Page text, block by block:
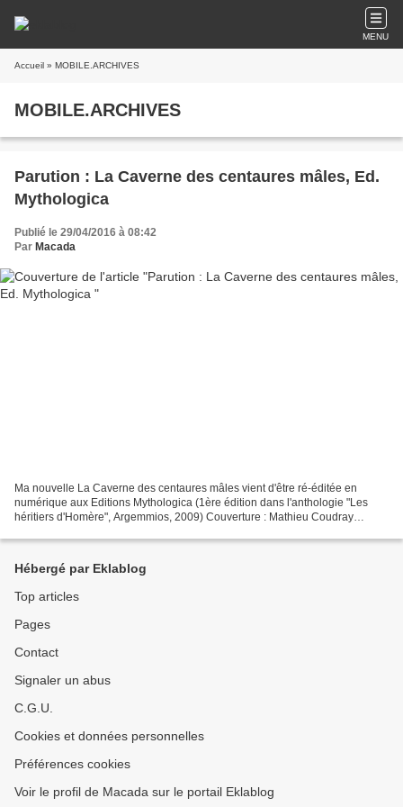
MENU
Accueil » MOBILE.ARCHIVES
MOBILE.ARCHIVES
Parution : La Caverne des centaures mâles, Ed.
Mythologica
Publié le 29/04/2016 à 08:42
Par Macada
Ma nouvelle La Caverne des centaures mâles vient d'être ré-éditée en
numérique aux Editions Mythologica (1ère édition dans l'anthologie "Les
héritiers d'Homère", Argemmios, 2009) Couverture : Mathieu Coudray
Hébergé par Eklablog
Top articles
Pages
Contact
Signaler un abus
C.G.U.
Cookies et données personnelles
Préférences cookies
Voir le profil de Macada sur le portail Eklablog